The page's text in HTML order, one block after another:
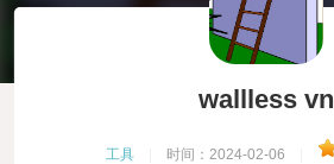
wallless vn
工具 时间：2024-02-06